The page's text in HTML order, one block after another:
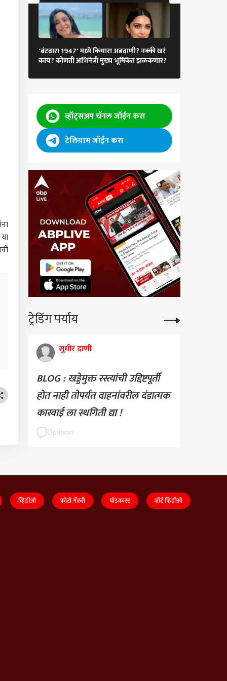
'बंटवारा 1947' मध्ये कियारा अडवाणी? नक्की खरं
काय? कोणती अभिनेत्री मुख्य भूमिकेत झळकणार?
व्हॉट्सअप चॅनल जॉईन करा
टेलिग्राम जॉईन करा
ट्रेडिंग पर्याय
सुधीर दाणी
BLOG : खड्डेमुक्त रस्त्यांची उद्दिष्टपूर्ती
होत नाही तोपर्यंत वाहनांवरील दंडात्मक
कारवाई ला स्थगिती द्या !
Opinion
व्हिडीओ फोटो गॅलरी पॉडकास्ट शॉर्ट व्हिडीओ